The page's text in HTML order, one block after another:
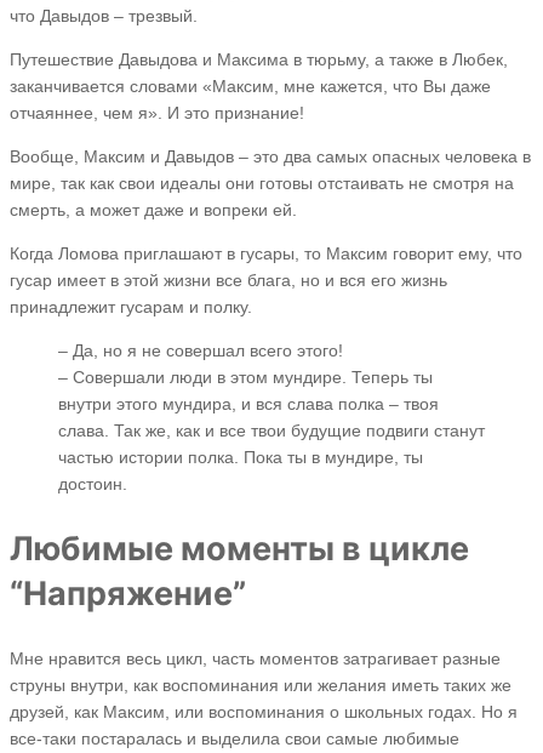
что Давыдов – трезвый.
Путешествие Давыдова и Максима в тюрьму, а также в Любек,
заканчивается словами «Максим, мне кажется, что Вы даже
отчаяннее, чем я». И это признание!
Вообще, Максим и Давыдов – это два самых опасных человека в
мире, так как свои идеалы они готовы отстаивать не смотря на
смерть, а может даже и вопреки ей.
Когда Ломова приглашают в гусары, то Максим говорит ему, что
гусар имеет в этой жизни все блага, но и вся его жизнь
принадлежит гусарам и полку.
– Да, но я не совершал всего этого!
– Совершали люди в этом мундире. Теперь ты
внутри этого мундира, и вся слава полка – твоя
слава. Так же, как и все твои будущие подвиги станут
частью истории полка. Пока ты в мундире, ты
достоин.
Любимые моменты в цикле
“Напряжение”
Мне нравится весь цикл, часть моментов затрагивает разные
струны внутри, как воспоминания или желания иметь таких же
друзей, как Максим, или воспоминания о школьных годах. Но я
все-таки постаралась и выделила свои самые любимые